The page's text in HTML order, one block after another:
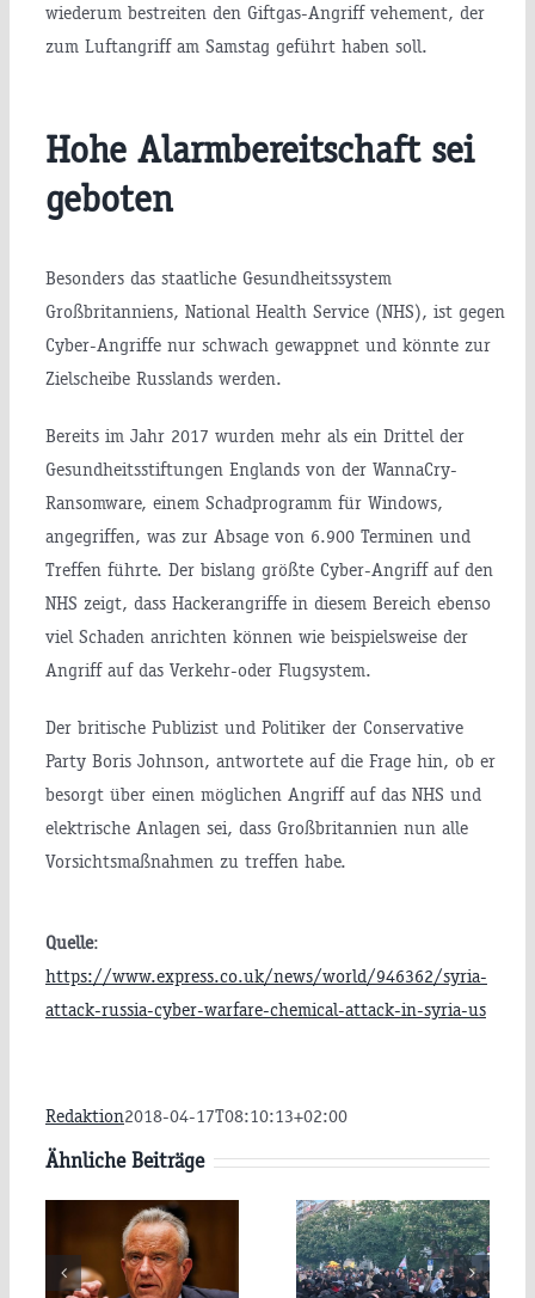
wiederum bestreiten den Giftgas-Angriff vehement, der
zum Luftangriff am Samstag geführt haben soll.
Hohe Alarmbereitschaft sei
geboten
Besonders das staatliche Gesundheitssystem
Großbritanniens, National Health Service (NHS), ist gegen
Cyber-Angriffe nur schwach gewappnet und könnte zur
Zielscheibe Russlands werden.
Bereits im Jahr 2017 wurden mehr als ein Drittel der
Gesundheitsstiftungen Englands von der WannaCry-
Ransomware, einem Schadprogramm für Windows,
angegriffen, was zur Absage von 6.900 Terminen und
Treffen führte. Der bislang größte Cyber-Angriff auf den
NHS zeigt, dass Hackerangriffe in diesem Bereich ebenso
viel Schaden anrichten können wie beispielsweise der
Angriff auf das Verkehr-oder Flugsystem.
Der britische Publizist und Politiker der Conservative
Party Boris Johnson, antwortete auf die Frage hin, ob er
besorgt über einen möglichen Angriff auf das NHS und
elektrische Anlagen sei, dass Großbritannien nun alle
Vorsichtsmaßnahmen zu treffen habe.
Quelle:
https://www.express.co.uk/news/world/946362/syria-
attack-russia-cyber-warfare-chemical-attack-in-syria-us
Redaktion2018-04-17T08:10:13+02:00
Ähnliche Beiträge
Parteitag:
Wird die
Pläne:
Werden